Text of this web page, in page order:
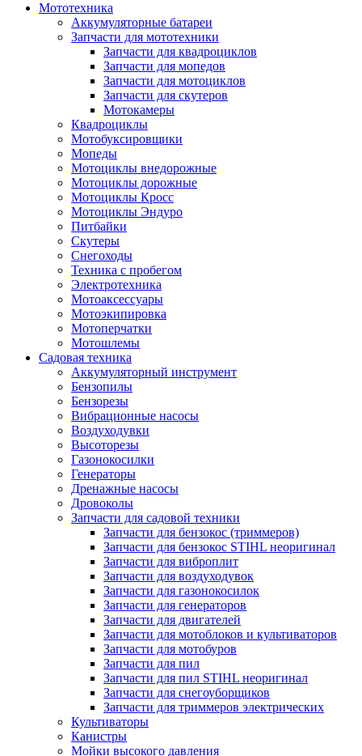
Мототехника
Аккумуляторные батареи
Запчасти для мототехники
Запчасти для квадроциклов
Запчасти для мопедов
Запчасти для мотоциклов
Запчасти для скутеров
Мотокамеры
Квадроциклы
Мотобуксировщики
Мопеды
Мотоциклы внедорожные
Мотоциклы дорожные
Мотоциклы Кросс
Мотоциклы Эндуро
Питбайки
Скутеры
Снегоходы
Техника с пробегом
Электротехника
Мотоаксессуары
Мотоэкипировка
Мотоперчатки
Мотошлемы
Садовая техника
Аккумуляторный инструмент
Бензопилы
Бензорезы
Вибрационные насосы
Воздуходувки
Высоторезы
Газонокосилки
Генераторы
Дренажные насосы
Дровоколы
Запчасти для садовой техники
Запчасти для бензокос (триммеров)
Запчасти для бензокос STIHL неоригинал
Запчасти для виброплит
Запчасти для воздуходувок
Запчасти для газонокосилок
Запчасти для генераторов
Запчасти для двигателей
Запчасти для мотоблоков и культиваторов
Запчасти для мотобуров
Запчасти для пил
Запчасти для пил STIHL неоригинал
Запчасти для снегоуборщиков
Запчасти для триммеров электрических
Культиваторы
Канистры
Мойки высокого давления